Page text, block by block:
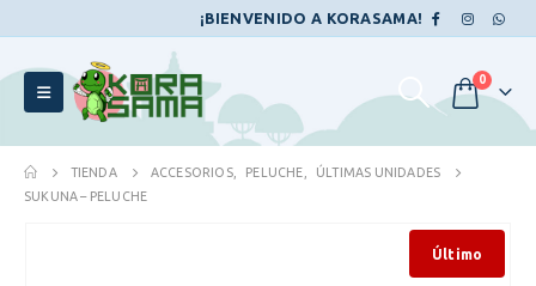
¡BIENVENIDO A KORASAMA!
0
TIENDA ACCESORIOS, PELUCHE
ÚLTIMAS UNIDADES
SUKUNA – PELUCHE
Último